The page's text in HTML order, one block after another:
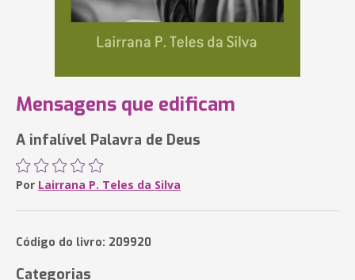
Mensagens que edificam
A infalível Palavra de Deus
Por Lairrana P. Teles da Silva
Código do livro: 209920
Categorias